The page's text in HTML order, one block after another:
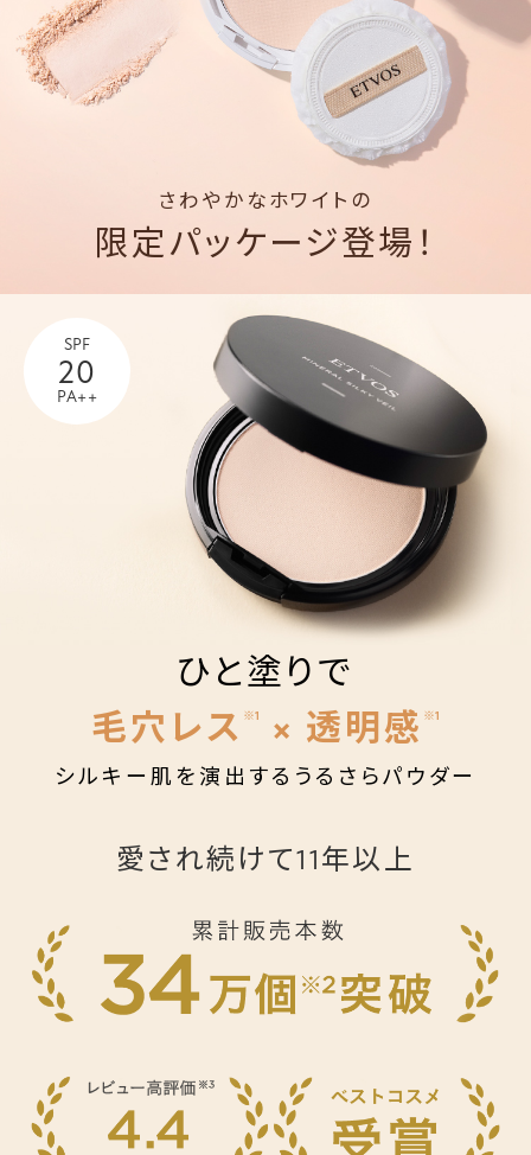
さわやかなホワイトの
限定パッケージ登場！
SPF
20
PA++
ひと塗りで
毛穴レス ※1 × 透明感 ※1
シルキー肌を演出するうるさらパウダー
愛され続けて11年以上